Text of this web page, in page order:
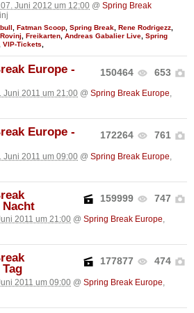
Juni 2012 um 12:00 @ Spring Break
Fatman Scoop Spring Break Rene Rodrigezz
Rovinj Freikarten Andreas Gabalier Live Spring
VIP-Tickets
150464 653
Europe -
Juni 2011 um 21:00 @ Spring Break Europe,
172264 761
Europe -
Juni 2011 um 09:00 @ Spring Break Europe
159999 747
Nacht
2011 um 21:00 @ Spring Break Europe,
177877 474
2011 um 09:00 @ Spring Break Europe